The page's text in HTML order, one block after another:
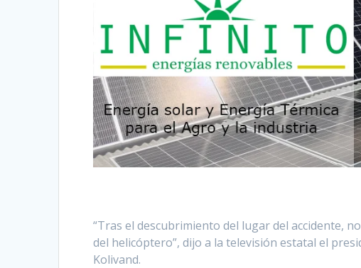
“Tras el descubrimiento del lugar del accidente,
del helicóptero”, dijo a la televisión estatal el
Kolivand.